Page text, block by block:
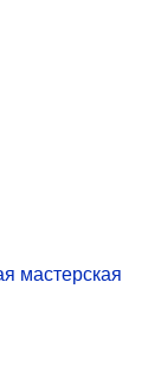
мастерская